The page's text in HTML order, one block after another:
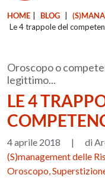
HOME BLOG
Le 4 trappole del
Oroscopo o
legittimo...
LE 4
4 aprile 2018 |
di
(S)management delle
Oroscopo,